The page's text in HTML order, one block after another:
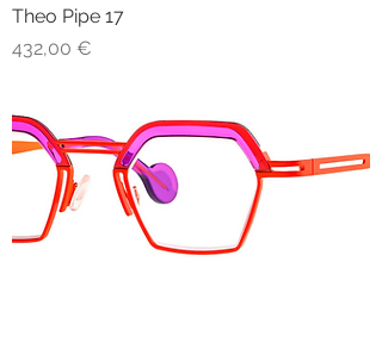
Theo Pipe 17
Prezzo
432,00 €